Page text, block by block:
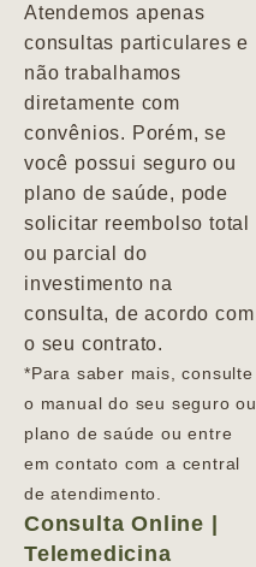
Atendemos apenas
consultas particulares e
não trabalhamos
diretamente com
convênios. Porém, se
você possui seguro ou
plano de saúde, pode
solicitar reembolso total
ou parcial do
investimento na
consulta, de acordo com
o seu contrato.
*Para saber mais, consulte
o manual do seu seguro ou
plano de saúde ou entre
em contato com a central
de atendimento.
Consulta Online |
Telemedicina